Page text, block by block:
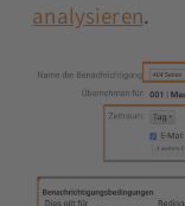
analysieren.